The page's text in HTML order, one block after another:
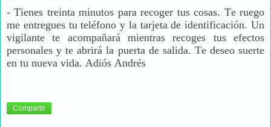
- Tienes treinta minutos para recoger tus cosas. Te ruego
me entregues tu teléfono y la tarjeta de identificación. Un
vigilante te acompañará mientras recoges tus efectos
personales y te abrirá la puerta de salida. Te deseo suerte
en tu nueva vida. Adiós Andrés
Compartir